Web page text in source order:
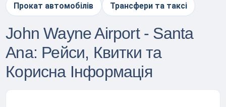
Прокат автомобілів Трансфери та таксі
John Wayne Airport - Santa
Ana: Рейси, Квитки та
Корисна Інформація